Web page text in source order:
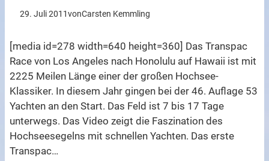
29. Juli 2011vonCarsten Kemmling
[media id=278 width=640 height=360] Das Transpac
Race von Los Angeles nach Honolulu auf Hawaii ist mit
2225 Meilen Länge einer der großen Hochsee-
Klassiker. In diesem Jahr gingen bei der 46. Auflage 53
Yachten an den Start. Das Feld ist 7 bis 17 Tage
unterwegs. Das Video zeigt die Faszination des
Hochseesegelns mit schnellen Yachten. Das erste
Transpac…